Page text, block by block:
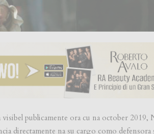
publicamente ora cu na october 2019,
directamente na su cargo como defensora